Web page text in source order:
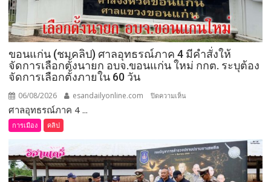
5
ข้อ
สั่ง
การ
ยก
เปิด
งาน
เทศกาล
ขอนแก่น (ชมคลิป) ศาลอุทธรณ์ภาค 4 มีคำสั่งให้
จัดการเลือกตั้งนายก อบจ.ขอนแก่น ใหม่ กกต. ระบุต้อง
จัดการเลือกตั้งภายใน 60 วัน
06/08/2026 esandailyonline.com ปิดความเห็น
ศาล
อุทธรณ์
ภาค 4 มี
ศาลอุทธรณ์ภาค 4 ...
การเมือง คลิป